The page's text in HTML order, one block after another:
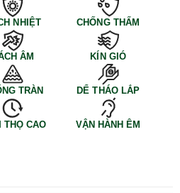
NHIỆT CHỐNG THẤM
ÂM KÍN GIÓ
TRÀN DỂ THÁO LẮP
THỌ CAO VẬN HÀNH ÊM